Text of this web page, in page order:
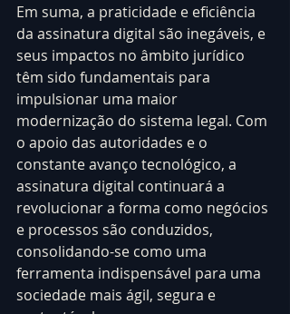
Em suma, a praticidade e eficiência
da assinatura digital são inegáveis, e
seus impactos no âmbito jurídico
têm sido fundamentais para
impulsionar uma maior
modernização do sistema legal. Com
o apoio das autoridades e o
constante avanço tecnológico, a
assinatura digital continuará a
revolucionar a forma como negócios
e processos são conduzidos,
consolidando-se como uma
ferramenta indispensável para uma
sociedade mais ágil, segura e